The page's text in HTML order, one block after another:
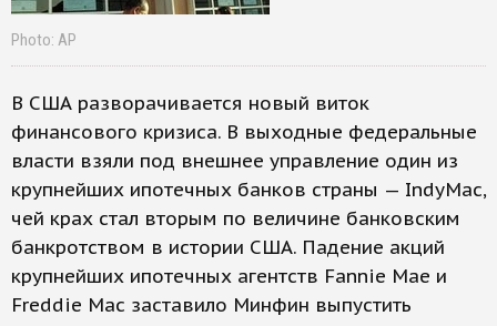
Photo: АР
В США разворачивается новый виток
финансового кризиса. В выходные федеральные
власти взяли под внешнее управление один из
крупнейших ипотечных банков страны — IndyMac,
чей крах стал вторым по величине банковским
банкротством в истории США. Падение акций
крупнейших ипотечных агентств Fannie Mae и
Freddie Mac заставило Минфин выпустить